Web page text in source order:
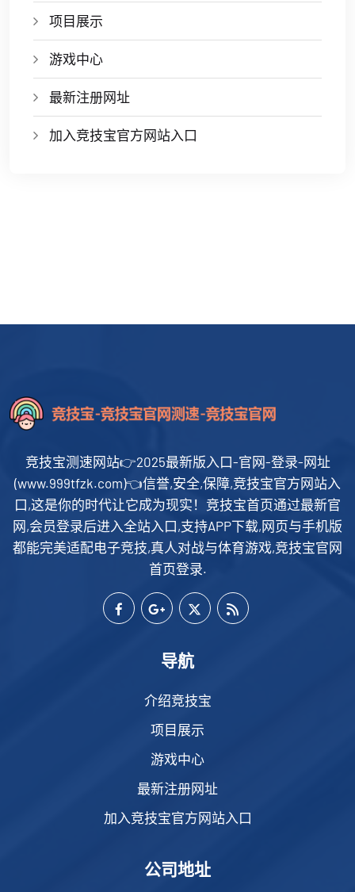
项目展示
游戏中心
最新注册网址
加入竞技宝官方网站入口
竞技宝测速网站👉2025最新版入口-官网-登录-网址
(www.999tfzk.com)👈信誉,安全,保障,竞技宝官方网站入
口,这是你的时代让它成为现实！竞技宝首页通过最新官
网,会员登录后进入全站入口,支持APP下载,网页与手机版
都能完美适配电子竞技,真人对战与体育游戏,竞技宝官网
首页登录.
导航
介绍竞技宝
项目展示
游戏中心
最新注册网址
加入竞技宝官方网站入口
公司地址